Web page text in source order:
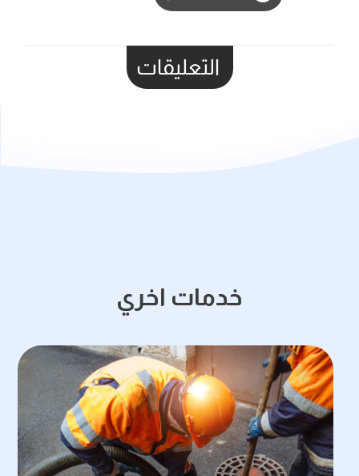
التعليقات
خدمات اخري